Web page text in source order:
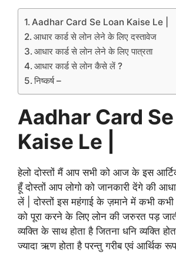
Aadhar Card Se Loan Kaise Le |
आधार कार्ड से लोन लेने के लिए दस्तावेज
आधार कार्ड से लोन लेने के लिए पात्रता
आधार कार्ड से लोन कैसे लें ?
निष्कर्ष –
Aadhar Card
Kaise Le |
हेलो दोस्तों मैं आप सभी को आज के इस
हूँ दोस्तों आप लोगो को जानकारी देंगे की
लें | दोस्तों इस महंगाई के ज़माने में कभी
को पूरा करने के लिए लोन की जरुरत पड़
व्यक्ति के साथ होता है जितना धनि व्यक्ति
ज्यादा ऋण होता है परन्तु गरीब एवं आर्थिक